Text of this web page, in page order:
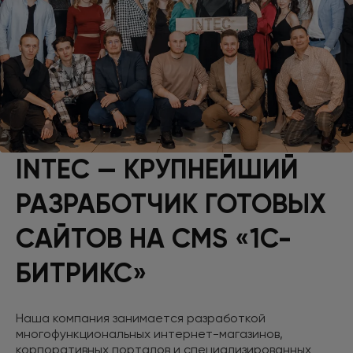
INTEC — КРУПНЕЙШИЙ
РАЗРАБОТЧИК ГОТОВЫХ
САЙТОВ НА CMS «1С-
БИТРИКС»
Наша компания занимается разработкой
многофункциональных интернет-магазинов,
корпоративных порталов и специализированных